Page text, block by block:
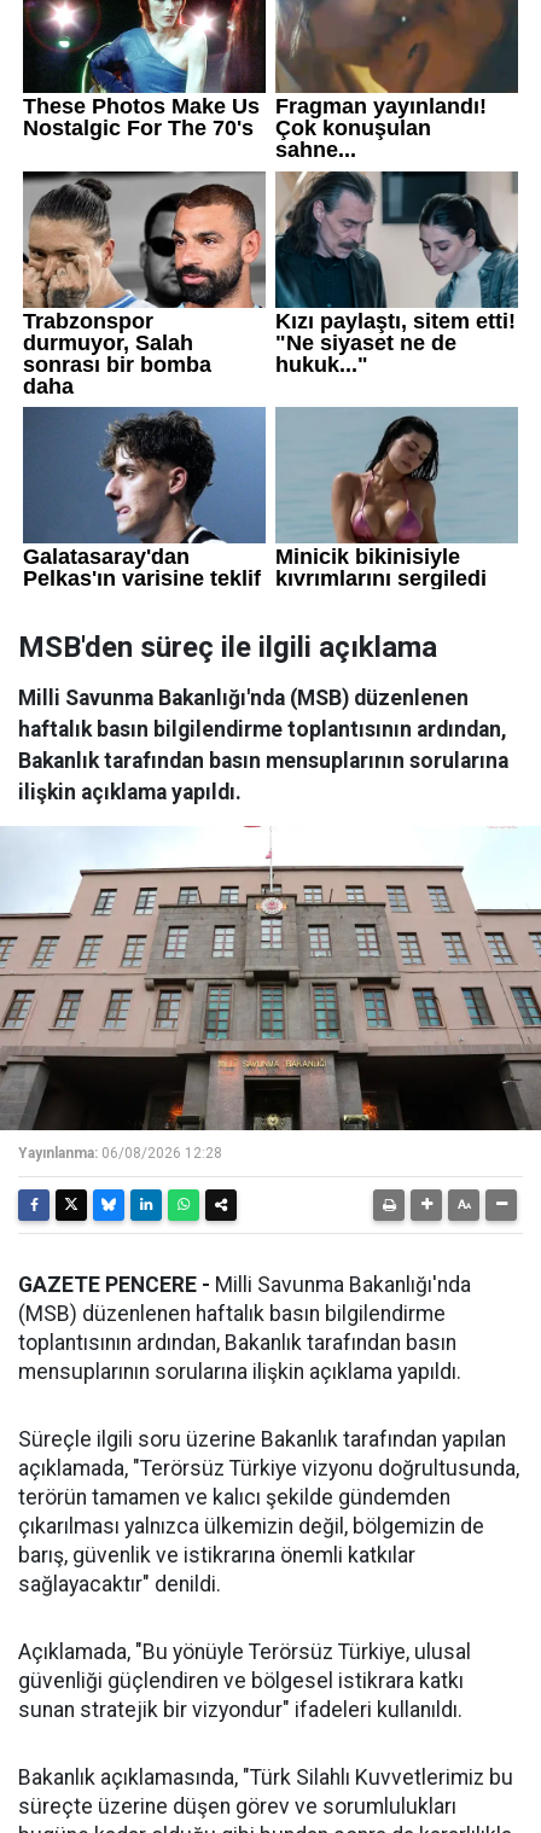
MSB'den süreç ile ilgili açıklama
Milli Savunma Bakanlığı'nda (MSB) düzenlenen
haftalık basın bilgilendirme toplantısının ardından,
Bakanlık tarafından basın mensuplarının sorularına
ilişkin açıklama yapıldı.
Yayınlanma: 06/08/2026 12:28
GAZETE PENCERE - Milli Savunma Bakanlığı'nda
(MSB) düzenlenen haftalık basın bilgilendirme
toplantısının ardından, Bakanlık tarafından basın
mensuplarının sorularına ilişkin açıklama yapıldı.
Süreçle ilgili soru üzerine Bakanlık tarafından yapılan
açıklamada, "Terörsüz Türkiye vizyonu doğrultusunda,
terörün tamamen ve kalıcı şekilde gündemden
çıkarılması yalnızca ülkemizin değil, bölgemizin de
barış, güvenlik ve istikrarına önemli katkılar
sağlayacaktır" denildi.
Açıklamada, "Bu yönüyle Terörsüz Türkiye, ulusal
güvenliği güçlendiren ve bölgesel istikrara katkı
sunan stratejik bir vizyondur" ifadeleri kullanıldı.
Bakanlık açıklamasında, "Türk Silahlı Kuvvetlerimiz bu
süreçte üzerine düşen görev ve sorumlulukları